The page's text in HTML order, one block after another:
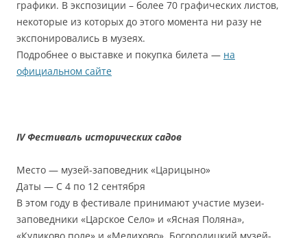
графики. В экспозиции – более 70 графических листов,
некоторые из которых до этого момента ни разу не
экспонировались в музеях.
Подробнее о выставке и покупка билета — на
официальном сайте
IV Фестиваль исторических садов
Место — музей-заповедник «Царицыно»
Даты — С 4 по 12 сентября
В этом году в фестивале принимают участие музеи-
заповедники «Царское Село» и «Ясная Поляна»,